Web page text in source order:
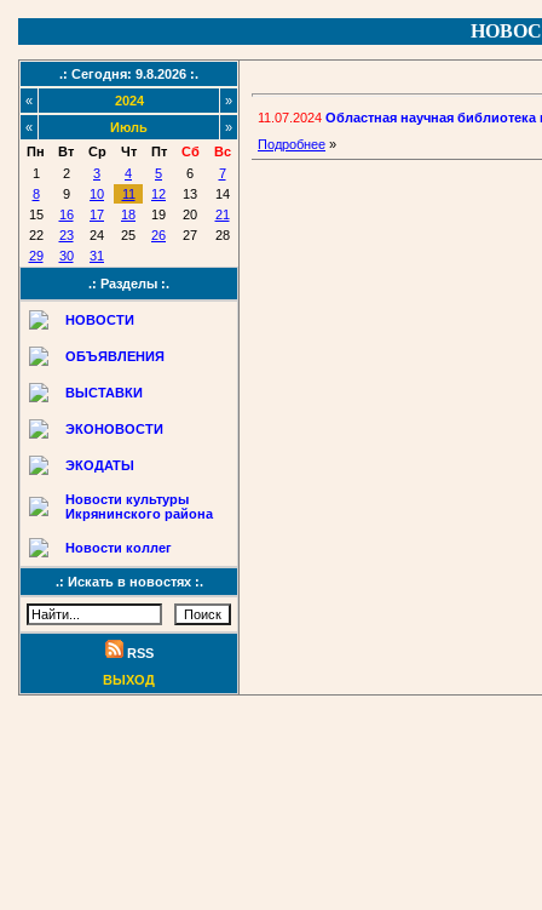
.: Сегодня: 9.8.2026 :.
«
2024
»
«
Июль
»
Пн
Вт Ср Чт Пт Сб
Вс
1
2 3 4 5 6
7
8
9 10 11 12 13
14
15
16 17 18 19 20
21
22
23 24 25 26 27
28
29
30
31
.: Разделы :.
НОВОСТИ
ОБЪЯВЛЕНИЯ
ВЫСТАВКИ
ЭКОНОВОСТИ
ЭКОДАТЫ
Новости культуры
Икрянинского района
Новости коллег
.: Искать в новостях :.
RSS
ВЫХОД
11.07.2024 Областная научная
Подробнее »